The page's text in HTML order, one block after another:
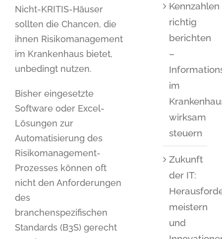
Nicht-KRITIS-Häuser
sollten die Chancen, die
ihnen Risikomanagement
im Krankenhaus bietet,
unbedingt nutzen.
Bisher eingesetzte
Software oder Excel-
Lösungen zur
Automatisierung des
Risikomanagement-
Prozesses können oft
nicht den Anforderungen
des
branchenspezifischen
Standards (B3S) gerecht
Kennzahlen
richtig
berichten
–
im
wirksam
steuern
Zukunft
der IT:
meistern
und